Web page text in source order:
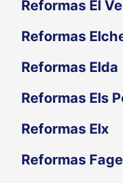
Reformas El
Reformas
Reformas Elda
Reformas Els
Reformas Elx
Reformas